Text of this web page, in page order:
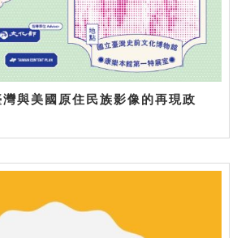
灣與美國原住民族影像的再現政